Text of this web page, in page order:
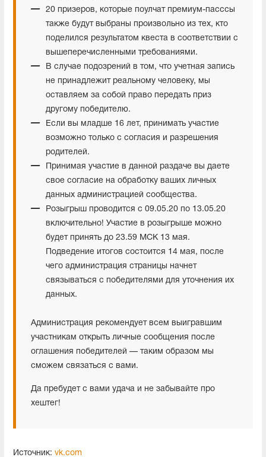
20 призеров, которые поулчат премиум-пасссы
также будут выбраны произвольно из тех, кто
поделился результатом квеста в соответствии с
вышеперечисленными требованиями.
В случае подозрений в том, что учетная запись
не принадлежит реальному человеку, мы
оставляем за собой право передать приз
другому победителю.
Если вы младше 16 лет, принимать участие
возможно только с согласия и разрешения
родителей.
Принимая участие в данной раздаче вы даете
свое согласие на обработку ваших личных
данных администрацией сообщества.
Розыгрыш проводится с 09.05.20 по 13.05.20
включительно! Участие в розыгрыше можно
будет принять до 23.59 МСК 13 мая.
Подведение итогов состоится 14 мая, после
чего администрация страницы начнет
связываться с победителями для уточнения их
данных.
Администрация рекомендует всем выигравшим
участникам открыть личные сообщения после
оглашения победителей — таким образом мы
сможем связаться с вами.
Да пребудет с вами удача и не забывайте про
хештег!
Источник: vk.com